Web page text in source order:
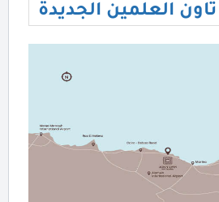
العلمين الجديدة